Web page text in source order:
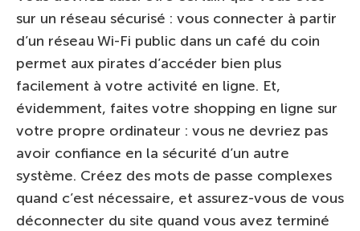
sur un réseau sécurisé : vous connecter à partir
d’un réseau Wi-Fi public dans un café du coin
permet aux pirates d’accéder bien plus
facilement à votre activité en ligne. Et,
évidemment, faites votre shopping en ligne sur
votre propre ordinateur : vous ne devriez pas
avoir confiance en la sécurité d’un autre
système. Créez des mots de passe complexes
quand c’est nécessaire, et assurez-vous de vous
déconnecter du site quand vous avez terminé